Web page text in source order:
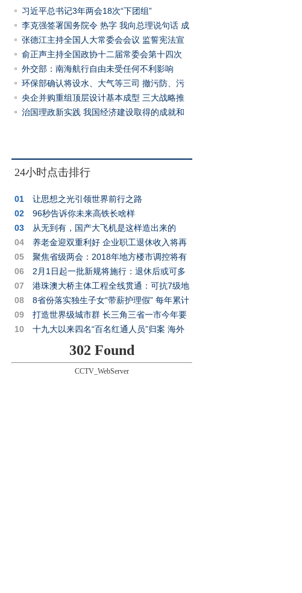
习近平总书记3年两会18次“下团组”
李克强签署国务院令 热字 我向总理说句话 成
绩单
张德江主持全国人大常委会会议 监誓宪法宣
誓仪式
俞正声主持全国政协十二届常委会第十四次
会议
外交部：南海航行自由未受任何不利影响
环保部确认将设水、大气等三司 撤污防、污
控司
央企并购重组顶层设计基本成型 三大战略推
进并购
治国理政新实践 我国经济建设取得的成就和
24小时点击排行
01
让思想之光引领世界前行之路
02
96秒告诉你未来高铁长啥样
03
从无到有，国产大飞机是这样造出来的
04
养老金迎双重利好 企业职工退休收入将再
上台阶
05
聚焦省级两会：2018年地方楼市调控将有
这些变化
06
2月1日起一批新规将施行：退休后或可多
领一份收入
07
港珠澳大桥主体工程全线贯通：可抗7级地
震 寿命120年
08
8省份落实独生子女“带薪护理假” 每年累计
可达20天
09
打造世界级城市群 长三角三省一市今年要
干这些大事
10
十九大以来四名“百名红通人员”归案 海外
追逃有何新趋势302 Found
CCTV_WebServer